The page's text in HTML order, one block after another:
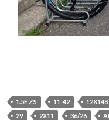
1.5E ZS 11-42 12X148
29
2X11 36/26